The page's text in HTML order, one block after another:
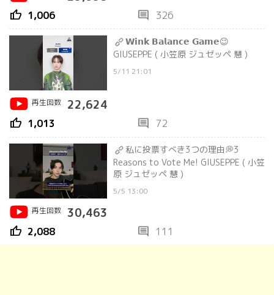
thumb_up 1,006 comment 326
𝗪𝗶𝗻𝗸 𝗕𝗮𝗹𝗮𝗻𝗰𝗲 𝗚𝗮𝗺𝗲😉
GIUSEPPE ( 小笠原 ジュゼッペ 慧 )
5/11 21:01
再生回数 22,624
thumb_up 1,013 comment 72
私に投票すべき3つの理由💭3
Reasons to Vote Me! GIUSEPPE ( 小笠
原 ジュゼッペ 慧 )
5/5 13:00
再生回数
30,463
thumb_up 2,088 comment 111